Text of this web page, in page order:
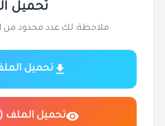
تحميل
ملاحظة: لك عدد محدود من
تحميل
تحميل الملف